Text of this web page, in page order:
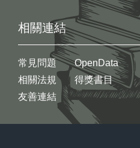
相關連結
常見問題
相關法規
友善連結
OpenData
得獎書目